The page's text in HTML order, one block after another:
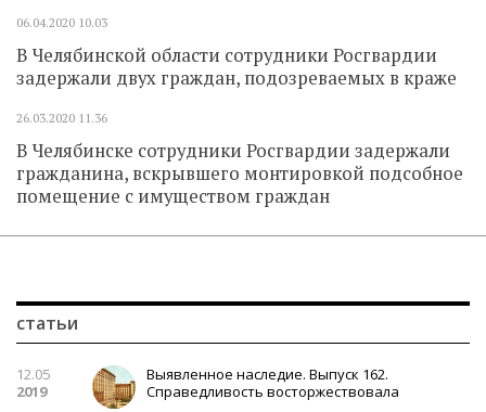
06.04.2020 10.03
В Челябинской области сотрудники Росгвардии
задержали двух граждан, подозреваемых в краже
26.03.2020 11.36
В Челябинске сотрудники Росгвардии задержали
гражданина, вскрывшего монтировкой подсобное
помещение с имуществом граждан
статьи
12.05
2019
Выявленное наследие. Выпуск 162.
Справедливость восторжествовала